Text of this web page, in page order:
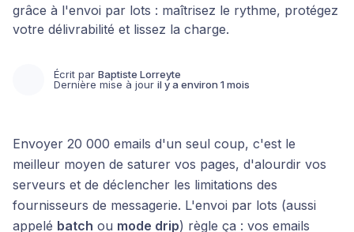
grâce à l'envoi par lots : maîtrisez le rythme, protégez
votre délivrabilité et lissez la charge.
Écrit par Baptiste Lorreyte
Dernière mise à jour il y a environ 1 mois
Envoyer 20 000 emails d'un seul coup, c'est le
meilleur moyen de saturer vos pages, d'alourdir vos
serveurs et de déclencher les limitations des
fournisseurs de messagerie. L'envoi par lots (aussi
appelé batch ou mode drip) règle ça : vos emails